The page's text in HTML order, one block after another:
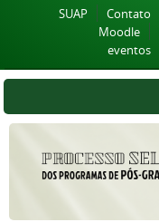
SUAP Contato
Moodle
eventos